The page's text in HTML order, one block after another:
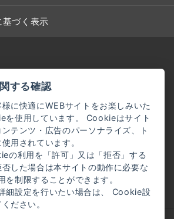
づく表示
する確認
に快適にWEBサイトをお楽しみいた
を使用しています。 Cookieはサイト
テンツ・広告のパーソナライズ、ト
用されています。
の利用を「許可」又は「拒否」する
した場合は本サイトの動作に必要な
制限することができます。
細設定を行いたい場合は、 Cookie設
ださい。